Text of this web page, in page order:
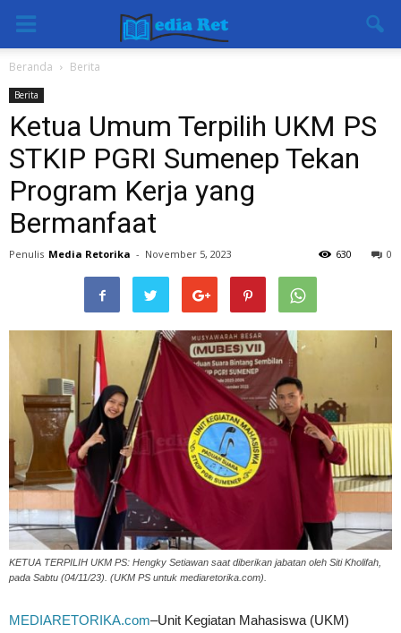
Beranda Berita
Berita
Ketua Umum Terpilih UKM PS
STKIP PGRI Sumenep Tekan
Program Kerja yang
Bermanfaat
Penulis Media Retorika - November 5, 2023 0
630
KETUA TERPILIH UKM PS: Hengky Setiawan saat diberikan jabatan oleh Siti Kholifah,
pada Sabtu (04/11/23). (UKM PS untuk mediaretorika.com).
MEDIARETORIKA.com–Unit Kegiatan Mahasiswa (UKM)